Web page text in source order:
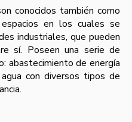
conocidos también como
en los cuales se
industriales, que pueden
sí­. Poseen una serie de
abastecimiento de energí­a
con diversos tipos de